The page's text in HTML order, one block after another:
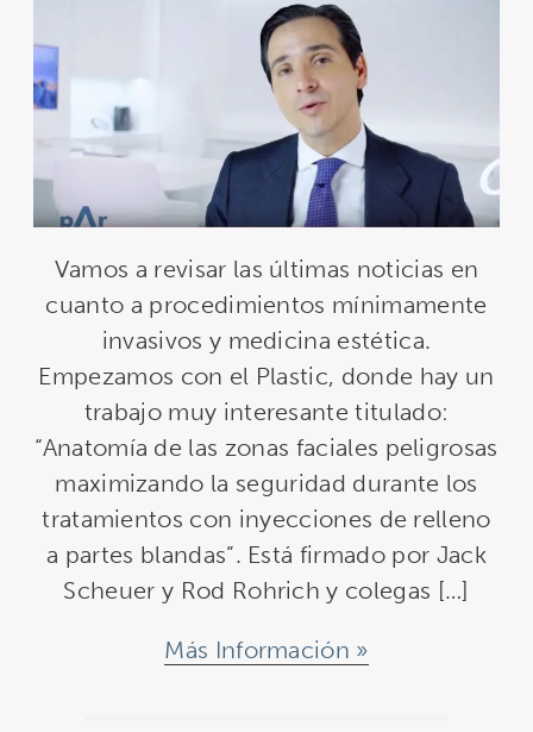
Vamos a revisar las últimas noticias en
cuanto a procedimientos mínimamente
invasivos y medicina estética.
Empezamos con el Plastic, donde hay un
trabajo muy interesante titulado:
“Anatomía de las zonas faciales peligrosas
maximizando la seguridad durante los
tratamientos con inyecciones de relleno
a partes blandas”. Está firmado por Jack
Scheuer y Rod Rohrich y colegas […]
Más Información